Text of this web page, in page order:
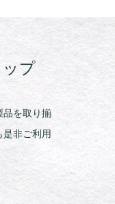
プ
品を取り揃
是非ご利用